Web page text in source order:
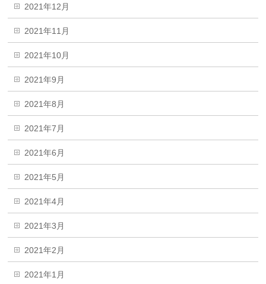
2021年12月
2021年11月
2021年10月
2021年9月
2021年8月
2021年7月
2021年6月
2021年5月
2021年4月
2021年3月
2021年2月
2021年1月